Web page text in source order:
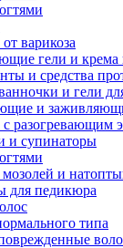
варикоза
гели и крема
и средства
и гели
и
с разогревающим
и супинаторы
и
для педикюра
типа